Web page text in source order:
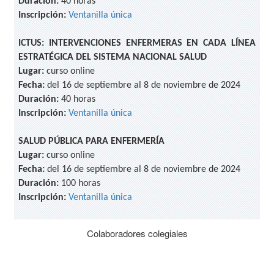
Inscripción: Ventanilla única
ICTUS: INTERVENCIONES ENFERMERAS EN CADA LÍNEA
ESTRATÉGICA DEL SISTEMA NACIONAL SALUD
Lugar: curso online
Fecha: del 16 de septiembre al 8 de noviembre de 2024
Duración: 40 horas
Inscripción: Ventanilla única
SALUD PÚBLICA PARA ENFERMERÍA
Lugar: curso online
Fecha: del 16 de septiembre al 8 de noviembre de 2024
Duración: 100 horas
Inscripción: Ventanilla única
Colaboradores colegiales